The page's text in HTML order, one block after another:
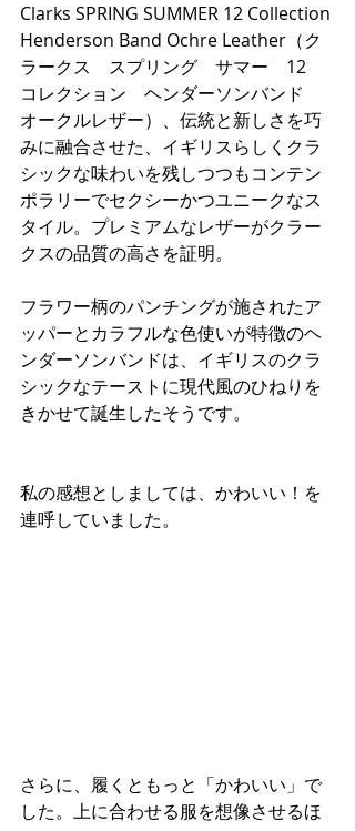
Clarks SPRING SUMMER 12 Collection
Henderson Band Ochre Leather（ク
ラークス　スプリング　サマー　12
コレクション　ヘンダーソンバンド
オークルレザー）、伝統と新しさを巧
みに融合させた、イギリスらしくクラ
シックな味わいを残しつつもコンテン
ポラリーでセクシーかつユニークなス
タイル。プレミアムなレザーがクラー
クスの品質の高さを証明。
フラワー柄のパンチングが施されたア
ッパーとカラフルな色使いが特徴のヘ
ンダーソンバンドは、イギリスのクラ
シックなテーストに現代風のひねりを
きかせて誕生したそうです。
私の感想としましては、かわいい！を
連呼していました。
さらに、履くともっと「かわいい」で
した。上に合わせる服を想像させるほ